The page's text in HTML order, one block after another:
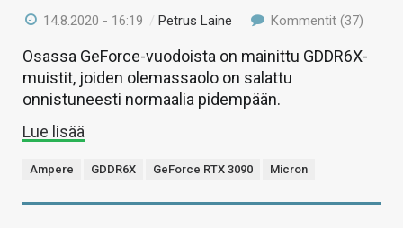
14.8.2020 - 16:19 /Petrus Laine Kommentit (37)
Osassa GeForce-vuodoista on mainittu GDDR6X-
muistit, joiden olemassaolo on salattu
onnistuneesti normaalia pidempään.
Lue lisää
Ampere GDDR6X GeForce RTX 3090 Micron